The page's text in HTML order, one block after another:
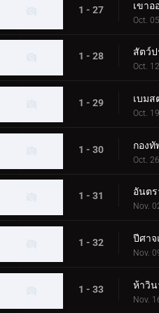
1 - 27 เขาอ
Oct.
1 - 28 สัตว์ป
Oct.
1 - 29 เบม
Oct.
1 - 30 กองทั
Oct.
1 - 31 อันตร
Nov.
1 - 32 ปีศาจ
Nov.
1 - 33 ห้าวิ
Nov.